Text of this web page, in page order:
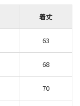
着丈
63
68
70